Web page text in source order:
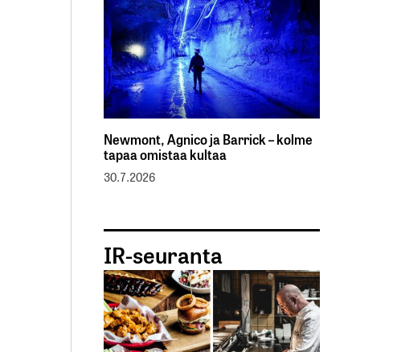
Newmont, Agnico ja Barrick – kolme
tapaa omistaa kultaa
30.7.2026
IR-seuranta